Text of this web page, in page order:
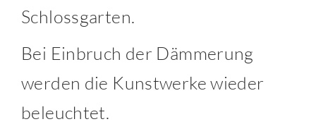
Schlossgarten.
Bei Einbruch der Dämmerung
werden die Kunstwerke wieder
beleuchtet.